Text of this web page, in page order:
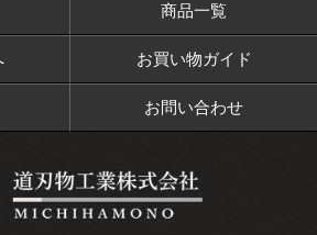
商品一覧
お買い物ガイド
お問い合わせ